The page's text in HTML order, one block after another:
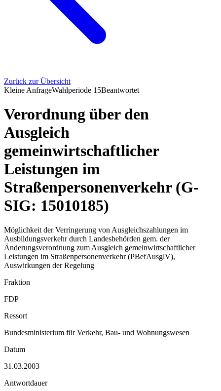
Zurück zur Übersicht
Kleine AnfrageWahlperiode 15Beantwortet
Verordnung über den
Ausgleich
gemeinwirtschaftlicher
Leistungen im
Straßenpersonenverkehr (G-
SIG: 15010185)
Möglichkeit der Verringerung von Ausgleichszahlungen im
Ausbildungsverkehr durch Landesbehörden gem. der
Änderungsverordnung zum Ausgleich gemeinwirtschaftlicher
Leistungen im Straßenpersonenverkehr (PBefAusglV),
Auswirkungen der Regelung
Fraktion
FDP
Ressort
Bundesministerium für Verkehr, Bau- und Wohnungswesen
Datum
31.03.2003
Antwortdauer